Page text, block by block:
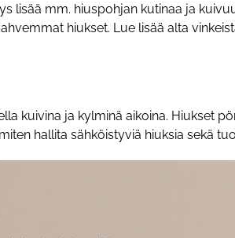
lisää mm. hiuspohjan kutinaa ja
hiukset. Lue lisää alta
kuivina ja kylminä aikoina. Hiukset
hallita sähköistyviä hiuksia sekä